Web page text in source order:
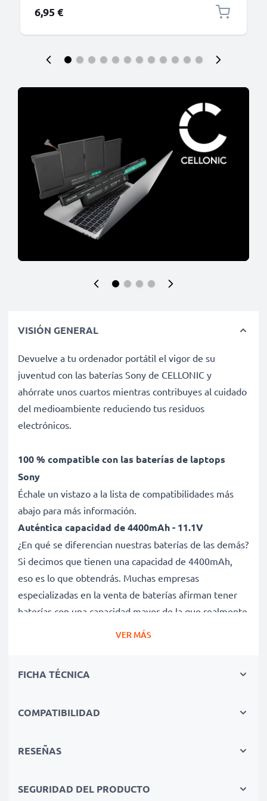
6,95 €
VISIÓN GENERAL
Devuelve a tu ordenador portátil el vigor de su
juventud con las baterías Sony de CELLONIC y
ahórrate unos cuartos mientras contribuyes al cuidado
del medioambiente reduciendo tus residuos
electrónicos.
100 % compatible con las baterías de laptops
Sony
Échale un vistazo a la lista de compatibilidades más
abajo para más información.
Auténtica capacidad de 4400mAh - 11.1V
¿En qué se diferencian nuestras baterías de las demás?
Si decimos que tienen una capacidad de 4400mAh,
eso es lo que obtendrás. Muchas empresas
especializadas en la venta de baterías afirman tener
baterías con una capacidad mayor de la que realmente
tienen. Esta batería tiene una capacidad de 4400mAh,
Nuestras baterías de repuesto ofrecen un alto
ciclos de carga, así como tiempos de funcionamiento
ordenador portátil.
2004, todas nuestras baterías de repuesto son
VER MÁS
FICHA TÉCNICA
COMPATIBILIDAD
RESEÑAS
SEGURIDAD DEL PRODUCTO